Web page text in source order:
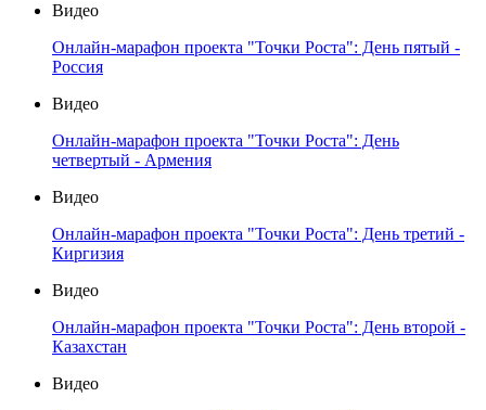
Видео
Онлайн-марафон проекта "Точки Роста": День пятый -
Россия
Видео
Онлайн-марафон проекта "Точки Роста": День
четвертый - Армения
Видео
Онлайн-марафон проекта "Точки Роста": День третий -
Киргизия
Видео
Онлайн-марафон проекта "Точки Роста": День второй -
Казахстан
Видео